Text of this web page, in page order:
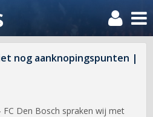
nog aanknopingspunten |
Den Bosch spraken wij met